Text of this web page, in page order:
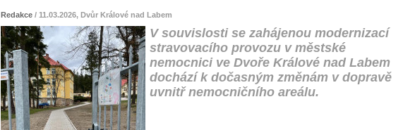
Redakce / 11.03.2026, Dvůr Králové nad Labem
V souvislosti se zahájenou modernizací
stravovacího provozu v městské
nemocnici ve Dvoře Králové nad Labem
dochází k dočasným změnám v dopravě
uvnitř nemocničního areálu.